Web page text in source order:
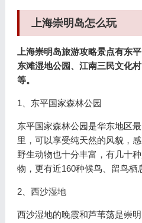
上海崇明岛怎么玩
上海崇明岛旅游攻略景点有东
东滩湿地公园、江南三民文化
等。
1、东平国家森林公园
东平国家森林公园是华东地区
里，可以享受纯天然的风貌，
野生动物也十分丰富，有几十
物，更有近160种候鸟、留鸟栖
2、西沙湿地
西沙湿地的晚霞和芦苇荡是崇